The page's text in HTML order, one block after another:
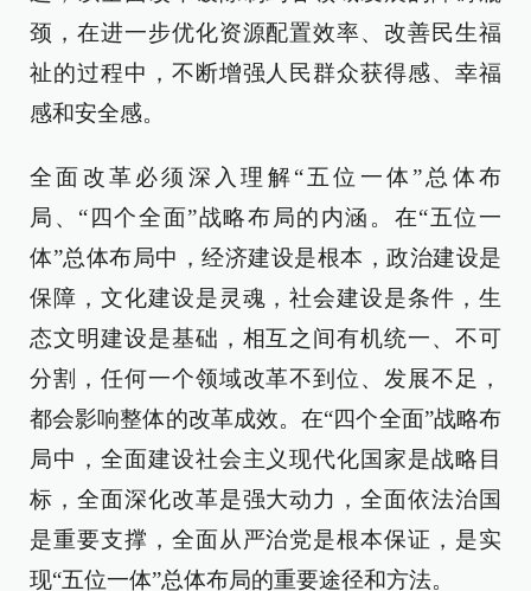
颈，在进一步优化资源配置效率、改善民生福
祉的过程中，不断增强人民群众获得感、幸福
感和安全感。
全面改革必须深入理解“五位一体”总体布
局、“四个全面”战略布局的内涵。在“五位一
体”总体布局中，经济建设是根本，政治建设是
保障，文化建设是灵魂，社会建设是条件，生
态文明建设是基础，相互之间有机统一、不可
分割，任何一个领域改革不到位、发展不足，
都会影响整体的改革成效。在“四个全面”战略布
局中，全面建设社会主义现代化国家是战略目
标，全面深化改革是强大动力，全面依法治国
是重要支撑，全面从严治党是根本保证，是实
现“五位一体”总体布局的重要途径和方法。